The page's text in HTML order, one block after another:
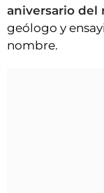
aniversario del
geólogo y
nombre.